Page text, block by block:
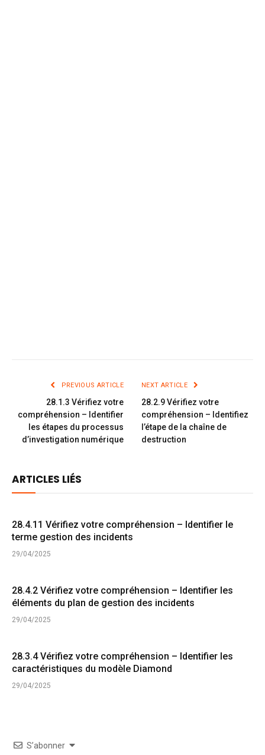
PREVIOUS ARTICLE
28.1.3 Vérifiez votre
compréhension – Identifier
les étapes du processus
d’investigation numérique
NEXT ARTICLE
28.2.9 Vérifiez votre
compréhension – Identifiez
l’étape de la chaîne de
destruction
ARTICLES LIÉS
28.4.11 Vérifiez votre compréhension – Identifier le
terme gestion des incidents
29/04/2025
28.4.2 Vérifiez votre compréhension – Identifier les
éléments du plan de gestion des incidents
29/04/2025
28.3.4 Vérifiez votre compréhension – Identifier les
caractéristiques du modèle Diamond
29/04/2025
S’abonner